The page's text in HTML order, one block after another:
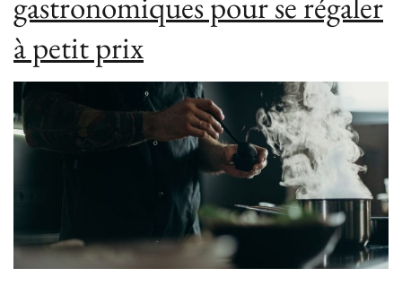
à petit prix